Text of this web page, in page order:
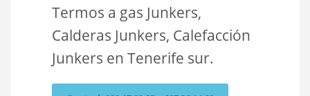
Termos a gas Junkers,
Calderas Junkers, Calefacción
Junkers en Tenerife sur.